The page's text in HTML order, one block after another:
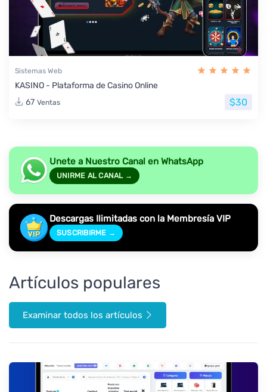
Sistemas Web
KASINO - Plataforma de Casino Online
67 Ventas $30
Unete a Nuestro Canal en WhatsApp
UNIRME AL CANAL →
Descargas Ilimitadas con la Membresía VIP
SUSCRIBIRME →
Artículos populares
Examinar todos los artículos